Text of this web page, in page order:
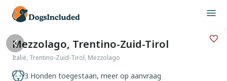
Mezzolago, Trentino-Zuid-Tirol
Italië, Trentino-Zuid-Tirol, Mezzolago
3 Honden toegestaan, meer op aanvraag